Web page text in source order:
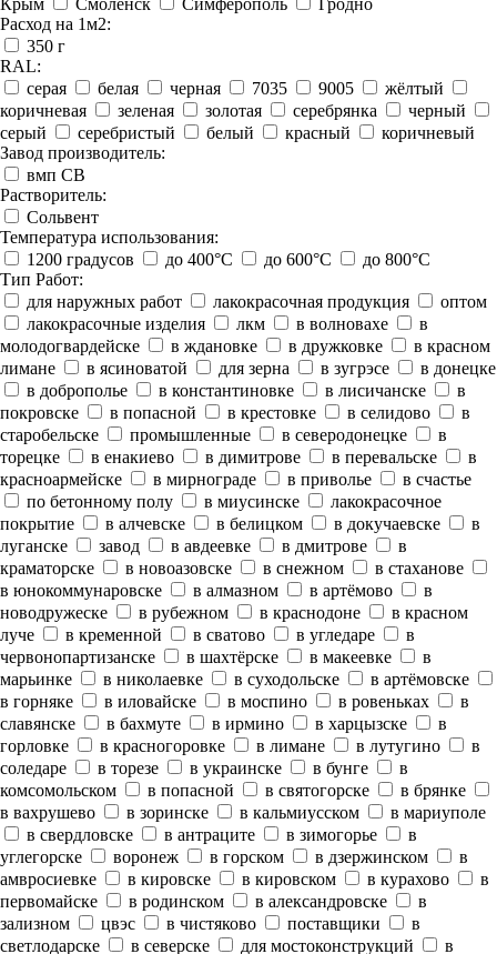
Крым
Смоленск Симферополь
Гродно
Расход на 1м2:
350 г
RAL:
серая
белая черная 7035 9005
жёлтый
коричневая
зеленая золотая серебрянка
черный
серый
серебристый белый красный
коричневый
Завод производитель:
вмп СВ
Растворитель:
Сольвент
Температура использования:
1200 градусов
до 400°C до 600°C
до 800°C
Тип Работ:
для наружных работ
лакокрасочная продукция
оптом
лакокрасочные изделия
лкм в волновахе
в
молодогвардейске
в ждановке в дружковке
в красном
лимане
в ясиноватой для зерна в зугрэсе
в донецке
в доброполье
в константиновке в лисичанске
в
покровске
в попасной в крестовке в селидово
в
старобельске
промышленные в северодонецке
в
торецке
в енакиево в димитрове в перевальске
в
красноармейске
в мирнограде в приволье
в счастье
по бетонному полу
в миусинске
лакокрасочное
покрытие
в алчевске в белицком в докучаевске
в
луганске
завод в авдеевке в дмитрове
в
краматорске
в новоазовске в снежном
в стаханове
в юнокоммунаровске
в алмазном в артёмово
в
новодружеске
в рубежном в краснодоне
в красном
луче
в кременной в сватово в угледаре
в
червонопартизанске
в шахтёрске в макеевке
в
марьинке
в николаевке в суходольске
в артёмовске
в горняке
в иловайске в моспино в ровеньках
в
славянске
в бахмуте в ирмино в харцызске
в
горловке
в красногоровке в лимане в лутугино
в
соледаре
в торезе в украинске в бунге
в
комсомольском
в попасной в святогорске
в брянке
в вахрушево
в зоринске в кальмиусском
в мариуполе
в свердловске
в антраците в зимогорье
в
углегорске
воронеж в горском в дзержинском
в
амвросиевке
в кировске в кировском в курахово
в
первомайске
в родинском в александровске
в
зализном
цвэс в чистяково поставщики
в
светлодарске
в северске для мостоконструкций в